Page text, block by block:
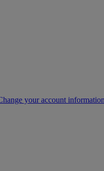
your account information